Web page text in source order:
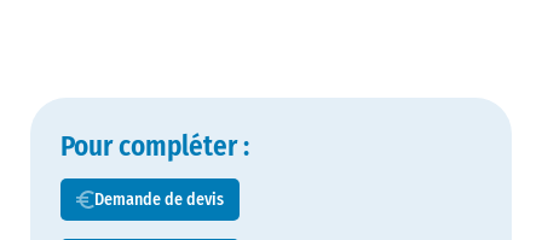
Pour compléter :
Demande de devis